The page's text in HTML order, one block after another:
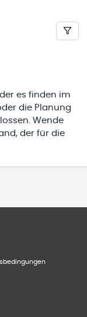
es finden im
die Planung
Wende
der für die